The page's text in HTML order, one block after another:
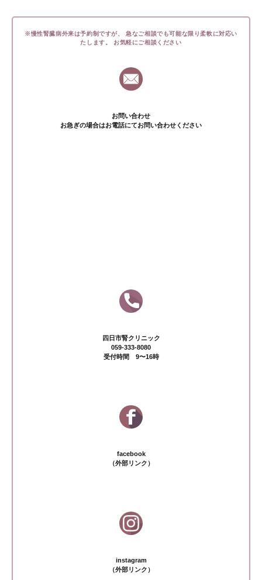
※慢性腎臓病外来は予約制ですが、
急なご相談でも可能な限り柔軟に対応い
たします。
お気軽にご相談ください
お問い合わせ
お急ぎの場合はお電話にてお問い合わせください
四日市腎クリニック
059-333-8080
受付時間 9〜16時
facebook
（外部リンク）
instagram
（外部リンク）